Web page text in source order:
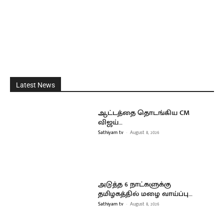
Latest News
ஆட்டத்தை தொடங்கிய CM
விஜய்…
Sathiyam tv - August 8, 2026
அடுத்த 6 நாட்களுக்கு
தமிழகத்தில் மழை வாய்ப்பு…
Sathiyam tv - August 8, 2026